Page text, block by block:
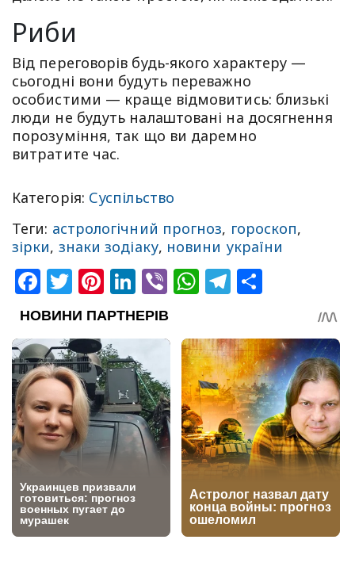
Риби
Від переговорів будь-якого характеру —
сьогодні вони будуть переважно
особистими — краще відмовитись: близькі
люди не будуть налаштовані на досягнення
порозуміння, так що ви даремно
витратите час.
Категорія: Суспільство
Теги: астрологічний прогноз, гороскоп,
зірки, знаки зодіаку, новини україни
Facebook
Twitter
Pinterest
LinkedIn
ViberWhatsApp
Telegram